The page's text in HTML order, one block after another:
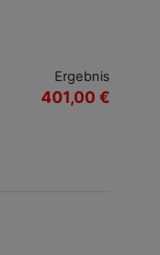
Ergebnis
401,00 €